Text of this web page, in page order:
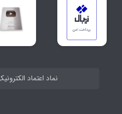
نماد اعتماد